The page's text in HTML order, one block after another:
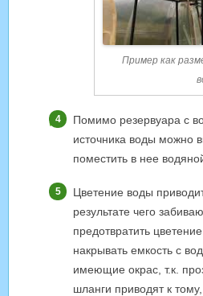
Пример как
Помимо резервуара с
источника воды можно
поместить в нее
Цветение воды
результате чего
предотвратить
накрывать емкость с
имеющие окрас, т.к.
шланги приводят к